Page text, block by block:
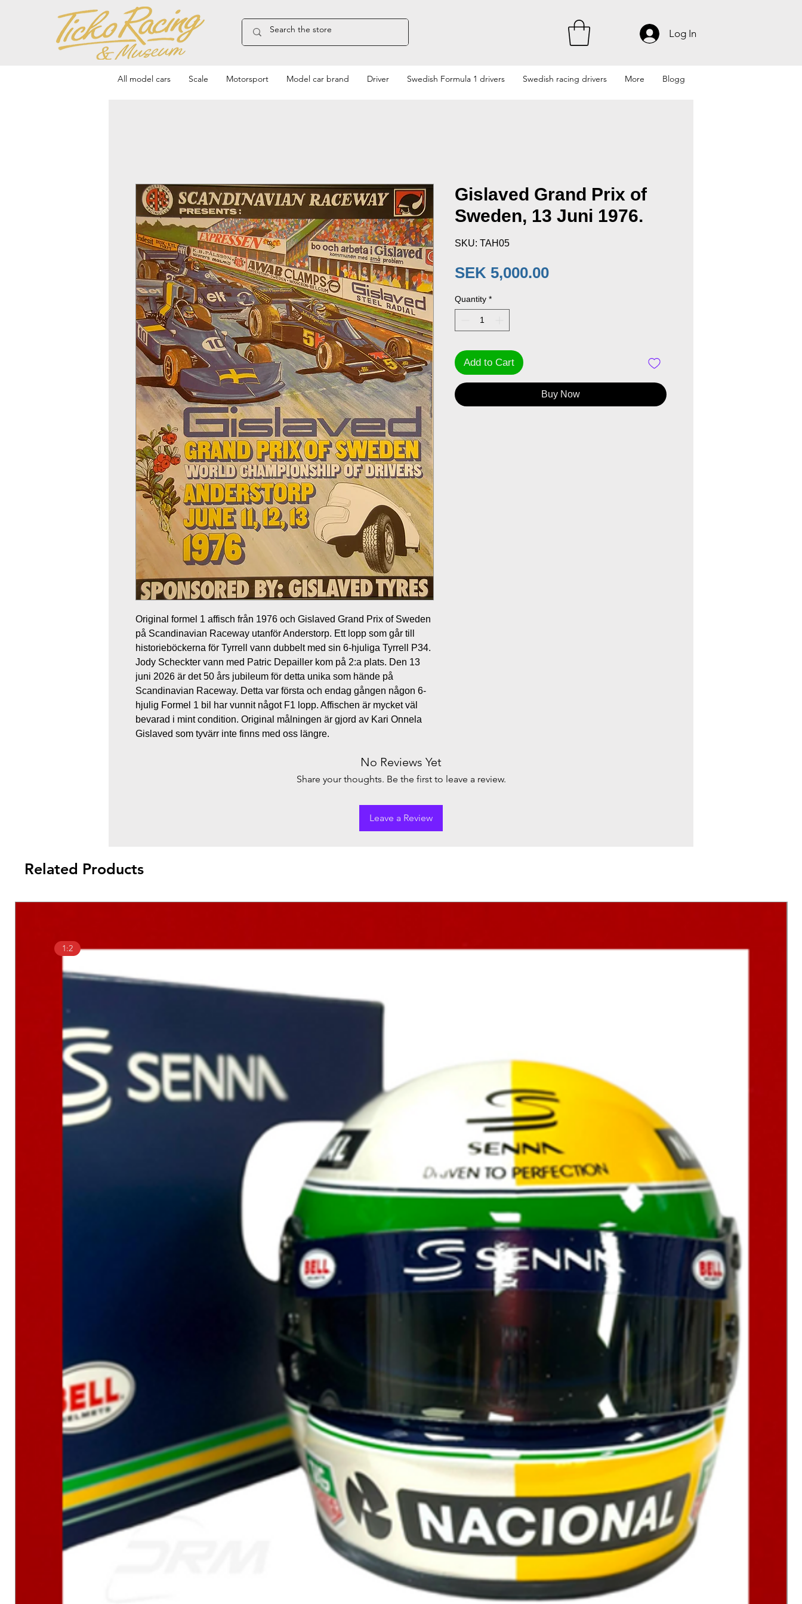
Log In
All model cars Scale Motorsport Model car brand Driver Swedish Formula 1 drivers Swedish racing drivers More Blogg
Original formel 1 affisch från 1976 och Gislaved Grand Prix of Sweden
på Scandinavian Raceway utanför Anderstorp. Ett lopp som går till
historieböckerna för Tyrrell vann dubbelt med sin 6-hjuliga Tyrrell P34.
Jody Scheckter vann med Patric Depailler kom på 2:a plats. Den 13
juni 2026 är det 50 års jubileum för detta unika som hände på
Scandinavian Raceway. Detta var första och endag gången någon 6-
hjulig Formel 1 bil har vunnit något F1 lopp. Affischen är mycket väl
bevarad i mint condition. Original målningen är gjord av Kari Onnela
Gislaved som tyvärr inte finns med oss längre.
Gislaved Grand Prix of
Sweden, 13 Juni 1976.
SKU: TAH05
SEK 5,000.00Price
Quantity *
Add to Cart
Buy Now
No Reviews Yet
Share your thoughts. Be the first to leave a review.
Leave a Review
Related Products
1:2